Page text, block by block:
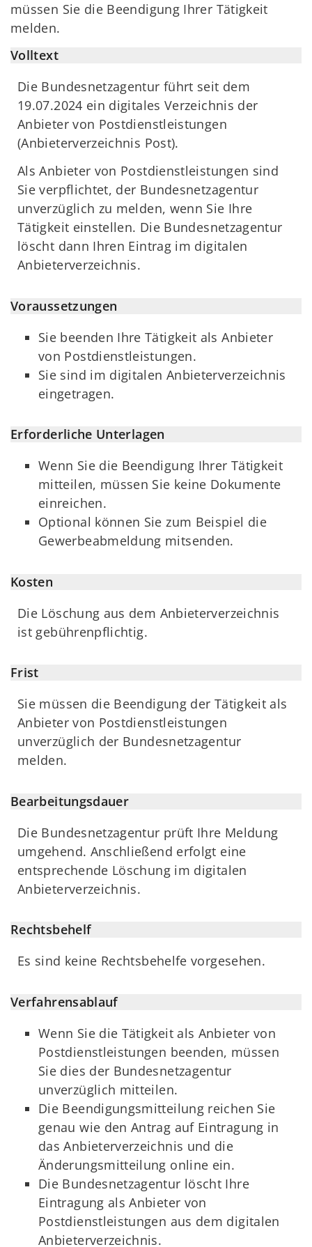
müssen Sie die Beendigung Ihrer Tätigkeit
melden.
Volltext
Die Bundesnetzagentur führt seit dem
19.07.2024 ein digitales Verzeichnis der
Anbieter von Postdienstleistungen
(Anbieterverzeichnis Post).
Als Anbieter von Postdienstleistungen sind
Sie verpflichtet, der Bundesnetzagentur
unverzüglich zu melden, wenn Sie Ihre
Tätigkeit einstellen. Die Bundesnetzagentur
löscht dann Ihren Eintrag im digitalen
Anbieterverzeichnis.
Voraussetzungen
Sie beenden Ihre Tätigkeit als Anbieter
von Postdienstleistungen.
Sie sind im digitalen Anbieterverzeichnis
eingetragen.
Erforderliche Unterlagen
Wenn Sie die Beendigung Ihrer Tätigkeit
mitteilen, müssen Sie keine Dokumente
einreichen.
Optional können Sie zum Beispiel die
Gewerbeabmeldung mitsenden.
Kosten
Die Löschung aus dem Anbieterverzeichnis
ist gebührenpflichtig.
Frist
Sie müssen die Beendigung der Tätigkeit als
Anbieter von Postdienstleistungen
unverzüglich der Bundesnetzagentur
melden.
Bearbeitungsdauer
Die Bundesnetzagentur prüft Ihre Meldung
umgehend. Anschließend erfolgt eine
entsprechende Löschung im digitalen
Anbieterverzeichnis.
Rechtsbehelf
Es sind keine Rechtsbehelfe vorgesehen.
Verfahrensablauf
Wenn Sie die Tätigkeit als Anbieter von
Postdienstleistungen beenden, müssen
Sie dies der Bundesnetzagentur
unverzüglich mitteilen.
Die Beendigungsmitteilung reichen Sie
genau wie den Antrag auf Eintragung in
das Anbieterverzeichnis und die
Änderungsmitteilung online ein.
Die Bundesnetzagentur löscht Ihre
Eintragung als Anbieter von
Postdienstleistungen aus dem digitalen
Anbieterverzeichnis.